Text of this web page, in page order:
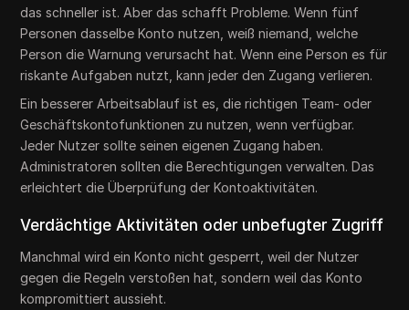
das schneller ist. Aber das schafft Probleme. Wenn fünf
Personen dasselbe Konto nutzen, weiß niemand, welche
Person die Warnung verursacht hat. Wenn eine Person es für
riskante Aufgaben nutzt, kann jeder den Zugang verlieren.
Ein besserer Arbeitsablauf ist es, die richtigen Team- oder
Geschäftskontofunktionen zu nutzen, wenn verfügbar.
Jeder Nutzer sollte seinen eigenen Zugang haben.
Administratoren sollten die Berechtigungen verwalten. Das
erleichtert die Überprüfung der Kontoaktivitäten.
Verdächtige Aktivitäten oder unbefugter Zugriff
Manchmal wird ein Konto nicht gesperrt, weil der Nutzer
gegen die Regeln verstoßen hat, sondern weil das Konto
kompromittiert aussieht.